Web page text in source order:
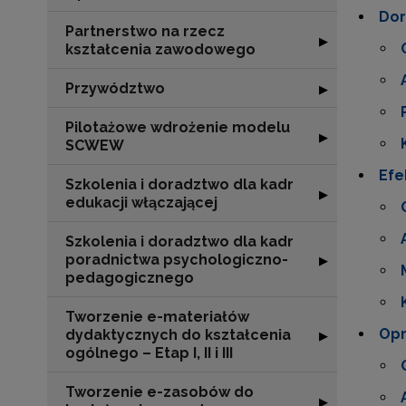
Partnerstwo na rzecz
kształcenia zawodowego
Rozwiń sekcję
▶
Przywództwo Rozwiń sekcję
▶
Pilotażowe wdrożenie modelu
SCWEW
Rozwiń sekcję
▶
Szkolenia i doradztwo dla kadr
edukacji włączającej
Rozwiń sekcję
▶
Szkolenia i doradztwo dla kadr
poradnictwa psychologiczno-
pedagogicznego
Rozwiń sekcję
▶
Tworzenie e-materiałów
dydaktycznych do kształcenia
ogólnego – Etap I, II i III
Rozwiń sekcję
▶
Tworzenie e-zasobów do
Rozwiń sekcję
▶